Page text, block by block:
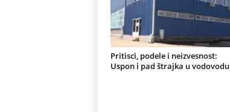
Pritisci, podele i neizvesnost:
Uspon i pad štrajka u vodovodu